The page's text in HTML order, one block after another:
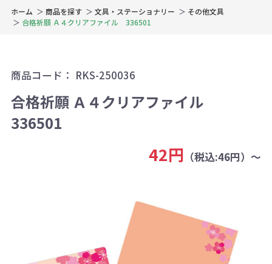
ホーム 商品を探す 文具・ステーショナリー
その他文具
合格祈願 Ａ４クリアファイル 336501
商品コード： RKS-250036
合格祈願 Ａ４クリアファイル
336501
42円 （税込:46円）～